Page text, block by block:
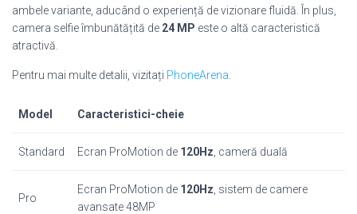
ambele variante, aducând o experiență de vizionare fluidă. În plus,
camera selfie îmbunătățită de 24 MP este o altă caracteristică
atractivă.
Pentru mai multe detalii, vizitați PhoneArena
Model Caracteristici-cheie
Standard Ecran ProMotion de 120Hz , cameră duală
Pro
Ecran ProMotion de 120Hz , sistem de camere
avansate 48MP